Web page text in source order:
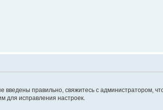
введены правильно, свяжитесь с администратором,
для исправления настроек.